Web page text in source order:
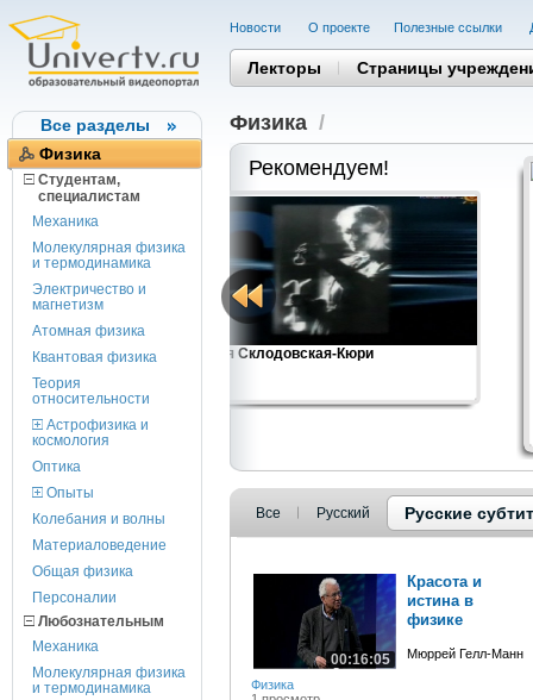
Все разделы
Физика
Студентам,
cпециалистам
Механика
Молекулярная физика
и термодинамика
Электричество и
магнетизм
Атомная физика
Квантовая физика
Теория
относительности
Астрофизика и
космология
Оптика
Опыты
Колебания и волны
Материаловедение
Общая физика
Персоналии
Любознательным
Механика
Молекулярная физика
и термодинамика
Новости О проекте Полезные cсылки
Лекторы Страницы
Физика /
Рекомендуем!
Мария Склодовская-Кюри
Все Русский Русские
00:16:05
Физика
Красота и
истина в
физике
Мюррей Гелл-Манн